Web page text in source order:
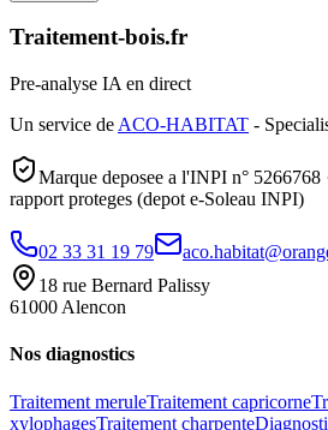
Traitement-bois.fr
Pre-analyse IA en direct
Un service de ACO-HABITAT -
Marque deposee a l'INPI n° 5266768
rapport proteges (depot e-Soleau INPI)
02 33 31 19 79
18 rue Bernard Palissy
61000 Alencon
Nos diagnostics
Traitement meruleTraitement capricorne
xylophagesTraitement charpente